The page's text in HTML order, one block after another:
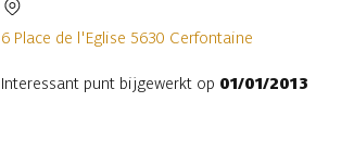
6 Place de l'Eglise 5630 Cerfontaine
Interessant punt bijgewerkt op 01/01/2013